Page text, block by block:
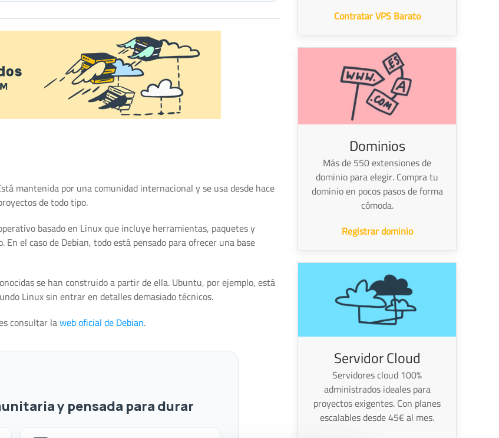
mantenida por una comunidad internacional y se usa desde hace
de todo tipo.
basado en Linux que incluye herramientas, paquetes y
el caso de Debian, todo está pensado para ofrecer una base
se han construido a partir de ella. Ubuntu, por ejemplo, está
Linux sin entrar en detalles demasiado técnicos.
consultar laweb oficial de Debian.
y pensada para durar
Contratar VPS Barato
Dominios
Más de 550 extensiones de
dominio para elegir. Compra tu
dominio en pocos pasos de forma
cómoda.
Registrar dominio
Servidor Cloud
Servidores cloud 100%
administrados ideales para
proyectos exigentes. Con planes
escalables desde 45€ al mes.